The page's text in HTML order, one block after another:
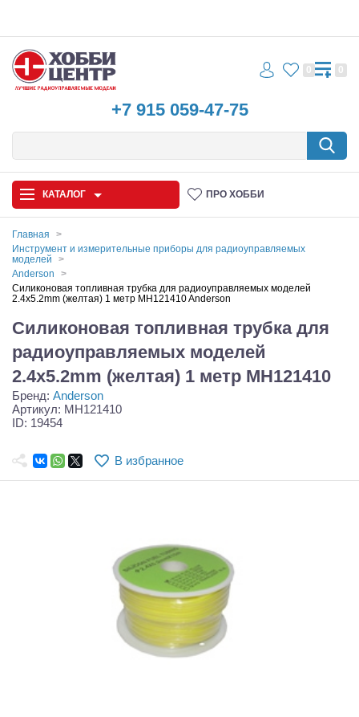
+7 915 059-47-75
0 0
КАТАЛОГ ПРО ХОББИ
Автомодели
Запчасти и аксессуары
Игрушки
Самолеты
Квадрокоптеры
Конструкторы
Зарядные устройства и блоки питания
Технические жидкости
Главная
Инструмент и измерительные приборы для радиоуправляемых
моделей
Anderson
Силиконовая топливная трубка для радиоуправляемых моделей
2.4x5.2mm (желтая) 1 метр MH121410 Anderson
Силиконовая топливная трубка для
радиоуправляемых моделей
2.4x5.2mm (желтая) 1 метр MH121410
Бренд: Anderson
Артикул: MH121410
ID: 19454
В избранное